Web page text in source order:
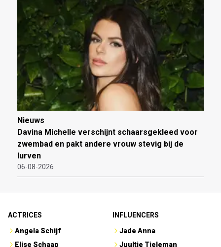
Nieuws
Davina Michelle verschijnt schaarsgekleed voor
zwembad en pakt andere vrouw stevig bij de
lurven
06-08-2026
ACTRICES
Angela Schijf
Elise Schaap
INFLUENCERS
Jade Anna
Juultje Tieleman